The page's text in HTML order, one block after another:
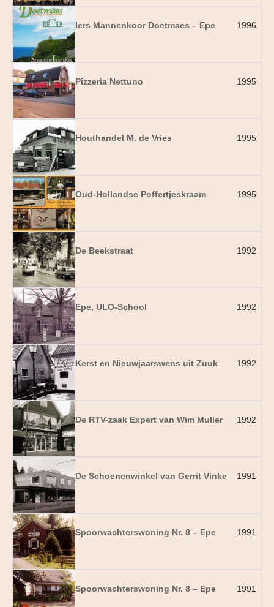
Iers Mannenkoor Doetmaes – Epe 1996
Pizzeria Nettuno 1995
Houthandel M. de Vries 1995
Oud-Hollandse Poffertjeskraam 1995
De Beekstraat 1992
Epe, ULO-School 1992
Kerst en Nieuwjaarswens uit Zuuk 1992
De RTV-zaak Expert van Wim Muller 1992
De Schoenenwinkel van Gerrit Vinke 1991
Spoorwachterswoning Nr. 8 – Epe 1991
Spoorwachterswoning Nr. 8 – Epe 1991